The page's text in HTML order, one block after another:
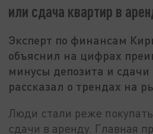
или сдача квартир в
Эксперт по финансам
объяснил на цифрах
минусы депозита и
рассказал о трендах на
Люди стали реже
сдачи в аренду. Главная